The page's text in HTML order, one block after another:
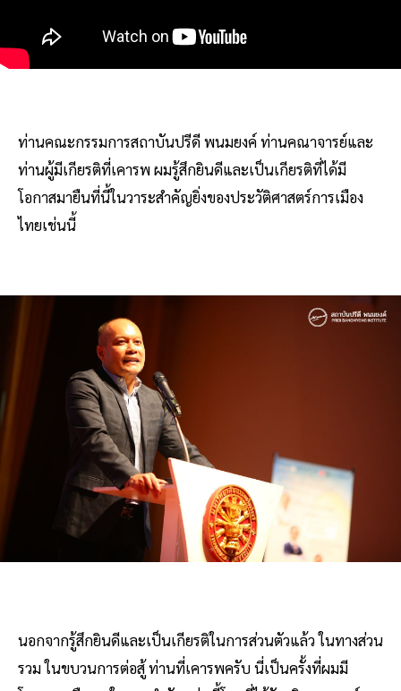
ท่านคณะกรรมการสถาบันปรีดี พนมยงค์ ท่านคณาจารย์และ
ท่านผู้มีเกียรติที่เคารพ ผมรู้สึกยินดีและเป็นเกียรติที่ได้มี
โอกาสมายืนที่นี้ในวาระสำคัญยิ่งของประวัติศาสตร์การเมือง
ไทยเช่นนี้
นอกจากรู้สึกยินดีและเป็นเกียรติในการส่วนตัวแล้ว ในทางส่วน
รวม ในขบวนการต่อสู้ ท่านที่เคารพครับ นี่เป็นครั้งที่ผมมี